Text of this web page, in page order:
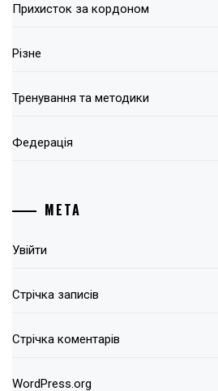
Прихисток за кордоном
Різне
Тренування та методики
Федерація
МЕТА
Увійти
Стрічка записів
Стрічка коментарів
WordPress.org